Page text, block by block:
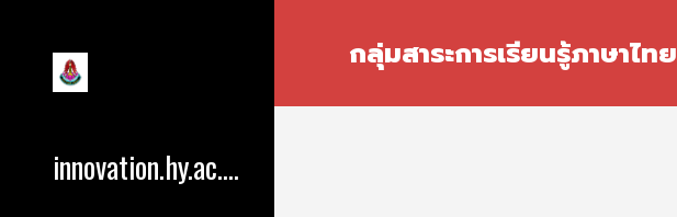
Skip to main content
innovation.hy.ac.th
กลุ่มสาระการเรียนรู้ภาษาไทย